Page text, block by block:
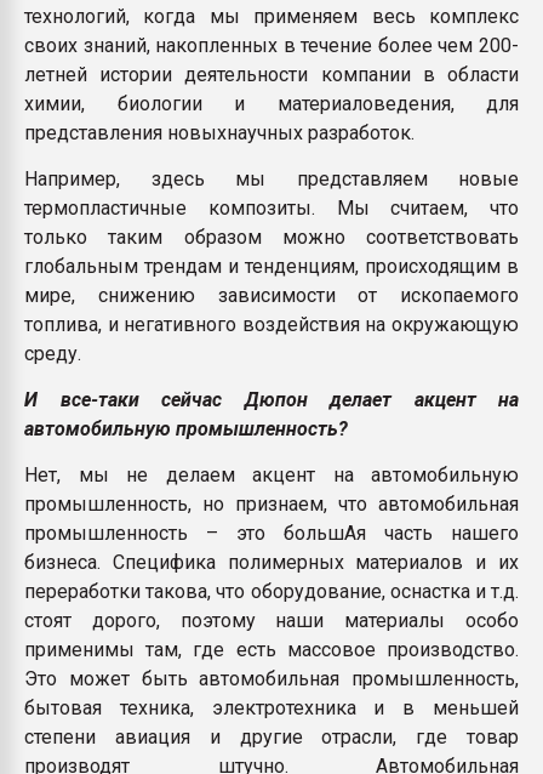
технологий, когда мы применяем весь комплекс
своих знаний, накопленных в течение более чем 200-
летней истории деятельности компании в области
химии, биологии и материаловедения, для
представления новыхнаучных разработок.
Например, здесь мы представляем новые
термопластичные композиты. Мы считаем, что
только таким образом можно соответствовать
глобальным трендам и тенденциям, происходящим в
мире, снижению зависимости от ископаемого
топлива, и негативного воздействия на окружающую
среду.
И все-таки сейчас Дюпон делает акцент на
автомобильную промышленность?
Нет, мы не делаем акцент на автомобильную
промышленность, но признаем, что автомобильная
промышленность – это большАя часть нашего
бизнеса. Специфика полимерных материалов и их
переработки такова, что оборудование, оснастка и т.д.
стоят дорого, поэтому наши материалы особо
применимы там, где есть массовое производство.
Это может быть автомобильная промышленность,
бытовая техника, электротехника и в меньшей
степени авиация и другие отрасли, где товар
производят штучно. Автомобильная